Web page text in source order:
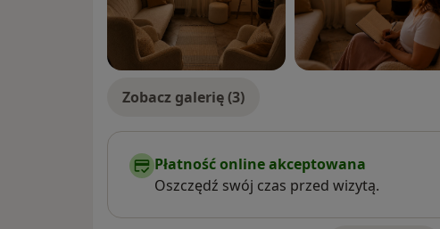
Zobacz galerię (3)
Płatność online akceptowana
Oszczędź swój czas przed wizytą.